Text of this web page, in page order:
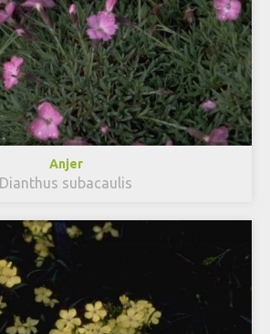
Anjer
Dianthus subacaulis